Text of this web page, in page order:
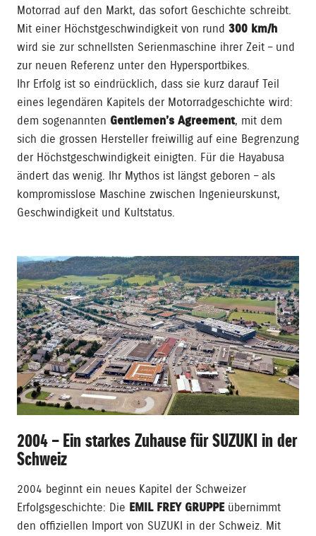
Motorrad auf den Markt, das sofort Geschichte schreibt.
Mit einer Höchstgeschwindigkeit von rund 300 km/h
wird sie zur schnellsten Serienmaschine ihrer Zeit – und
zur neuen Referenz unter den Hypersportbikes.
Ihr Erfolg ist so eindrücklich, dass sie kurz darauf Teil
eines legendären Kapitels der Motorradgeschichte wird:
dem sogenannten Gentlemen’s Agreement, mit dem
sich die grossen Hersteller freiwillig auf eine Begrenzung
der Höchstgeschwindigkeit einigten. Für die Hayabusa
ändert das wenig. Ihr Mythos ist längst geboren – als
kompromisslose Maschine zwischen Ingenieurskunst,
Geschwindigkeit und Kultstatus.
2004 – Ein starkes Zuhause für SUZUKI in der
Schweiz
2004 beginnt ein neues Kapitel der Schweizer
Erfolgsgeschichte: Die EMIL FREY GRUPPE übernimmt
den offiziellen Import von SUZUKI in der Schweiz. Mit